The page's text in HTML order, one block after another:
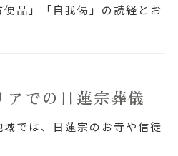
品」「自我偈」の読経とお
での日蓮宗葬儀
では、日蓮宗のお寺や信徒